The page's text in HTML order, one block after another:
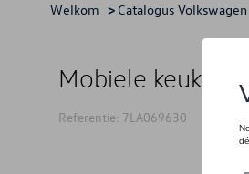
Welkom > Catalogus Volkswagen
Mobiele keuken
Referentie: 7LA069630